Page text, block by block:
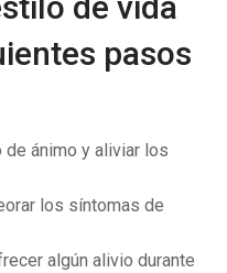
pasos
de ánimo y aliviar los
los síntomas de
algún alivio durante